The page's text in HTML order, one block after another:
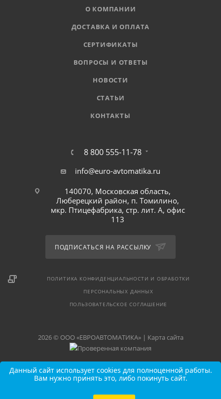
О КОМПАНИИ
ДОСТАВКА И ОПЛАТА
СЕРТИФИКАТЫ
ВОПРОСЫ И ОТВЕТЫ
НОВОСТИ
СТАТЬИ
КОНТАКТЫ
8 800 555-11-78
info@euro-avtomatika.ru
140070, Московская область,
Люберецкий район, п. Томилино,
мкр. Птицефабрика, стр. лит. А, офис
113
ПОДПИСАТЬСЯ НА РАССЫЛКУ
ПОЛИТИКА КОНФИДЕНЦИАЛЬНОСТИ И ОБРАБОТКИ
ПЕРСОНАЛЬНЫХ ДАННЫХ
ПОЛЬЗОВАТЕЛЬСКОЕ СОГЛАШЕНИЕ
2026 © ООО «ЕВРОАВТОМАТИКА» | Карта сайта
Данный сайт использует cookies для полноценной работы.
Вам нужно принять это, либо покинуть сайт.